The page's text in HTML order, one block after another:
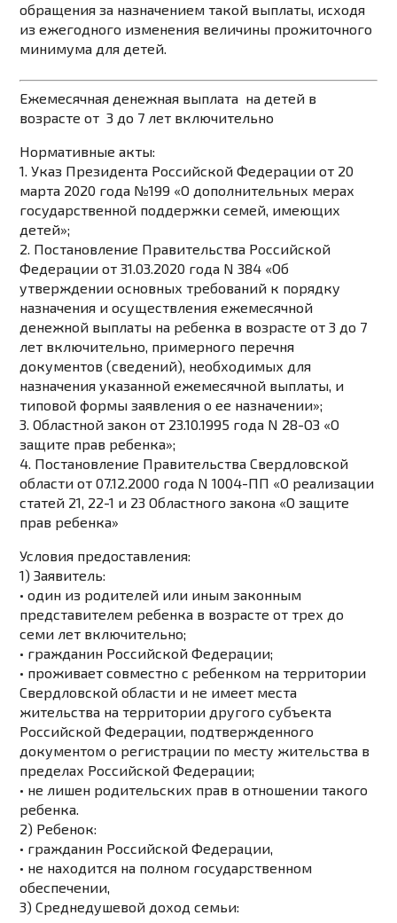
обращения за назначением такой выплаты, исходя
из ежегодного изменения величины прожиточного
минимума для детей.
Ежемесячная денежная выплата на детей в
возрасте от 3 до 7 лет включительно
Нормативные акты:
1. Указ Президента Российской Федерации от 20
марта 2020 года №199 «О дополнительных мерах
государственной поддержки семей, имеющих
детей»;
2. Постановление Правительства Российской
Федерации от 31.03.2020 года N 384 «Об
утверждении основных требований к порядку
назначения и осуществления ежемесячной
денежной выплаты на ребенка в возрасте от 3 до 7
лет включительно, примерного перечня
документов (сведений), необходимых для
назначения указанной ежемесячной выплаты, и
типовой формы заявления о ее назначении»;
3. Областной закон от 23.10.1995 года N 28-ОЗ «О
защите прав ребенка»;
4. Постановление Правительства Свердловской
области от 07.12.2000 года N 1004-ПП «О реализации
статей 21, 22-1 и 23 Областного закона «О защите
прав ребенка»
Условия предоставления:
1) Заявитель:
• один из родителей или иным законным
представителем ребенка в возрасте от трех до
семи лет включительно;
• гражданин Российской Федерации;
• проживает совместно с ребенком на территории
Свердловской области и не имеет места
жительства на территории другого субъекта
Российской Федерации, подтвержденного
документом о регистрации по месту жительства в
пределах Российской Федерации;
• не лишен родительских прав в отношении такого
ребенка.
2) Ребенок:
• гражданин Российской Федерации,
• не находится на полном государственном
обеспечении,
3) Среднедушевой доход семьи: